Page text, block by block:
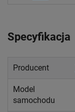
Specyfikacja
Producent
Model
samochodu